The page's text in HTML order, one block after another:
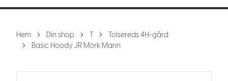
Hem Din shop T
Tolsereds 4H-gård
Basic Hoody JR Mörk Marin